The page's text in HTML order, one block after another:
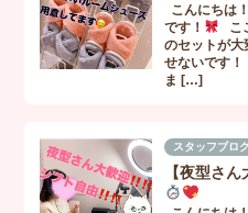
こんにちは
です！
こ
のセットが大
せないです！
ま […]
スタッフブロ
【夜型さ